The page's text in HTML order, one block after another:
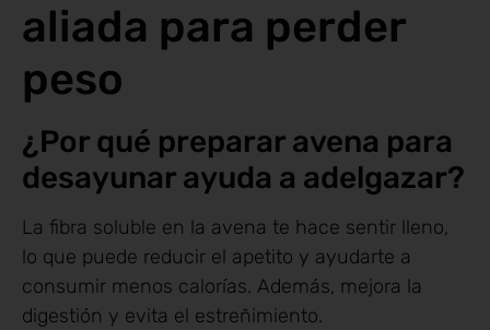
aliada para perder
peso
¿Por qué preparar avena para
desayunar ayuda a adelgazar?
La fibra soluble en la avena te hace sentir lleno,
lo que puede reducir el apetito y ayudarte a
consumir menos calorías. Además, mejora la
digestión y evita el estreñimiento.